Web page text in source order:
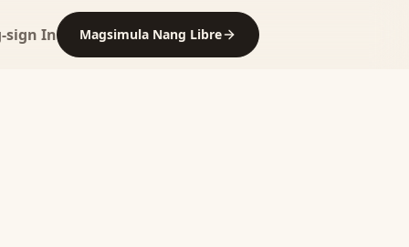
sign In Magsimula Nang Libre